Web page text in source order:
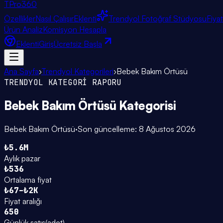
TPro360
ÖzelliklerNasıl ÇalışırEklenti Trendyol Fotoğraf Stüdyosu
Ürün AnalizKomisyon Hesapla
EklentiGirişÜcretsiz Başla
Ana Sayfa›Trendyol Kategorileri›Bebek Bakım Örtüsü
TRENDYOL KATEGORİ RAPORU
Bebek Bakım Örtüsü Kategorisi
Bebek Bakım Örtüsü·Son güncelleme: 8 Ağustos 2026
₺5.6M
Aylık pazar
₺536
Ortalama fiyat
₺67–₺2K
Fiyat aralığı
650